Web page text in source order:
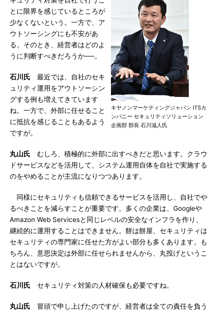
キヤノンマーケティングジャパン ITSカ
ンパニー セキュリティソリューション
企画部 部長 石川滋人氏
とに限界を感じているところが
少なくないという。一方で、ア
ウトソーシングにも不安があ
る。そのとき、経営者はどのよ
うに判断すべきだろうか──。
石川氏 最近では、自社のセキ
ュリティ運用をアウトソーシン
グする例も増えてきています
ね。一方で、外部に任せること
に抵抗を感じることもあるよう
ですが。
丸山氏 むしろ、積極的に外部に出すべきだと思います。クラウ
ドサービスなどを活用して、システム運用自体を自社で実施する
のをやめることが主流になりつつあります。
同様にセキュリティも信頼できるサービスを活用し、自社でや
るべきことを減らすことが重要です。多くの企業は、Googleや
Amazon Web Servicesと同じレベルの安全なインフラを作り、
継続的に運用することはできません。餅は餅屋、セキュリティは
セキュリティの専門家に任せた方がよい部分も多くあります。も
ちろん、意思決定は外部に任せられませんから、丸投げというこ
とはないですが。
石川氏 セキュリティ対策の人材確保も必要ですね。
丸山氏 冒頭で申し上げたのですが、経営者は全ての責任を負う